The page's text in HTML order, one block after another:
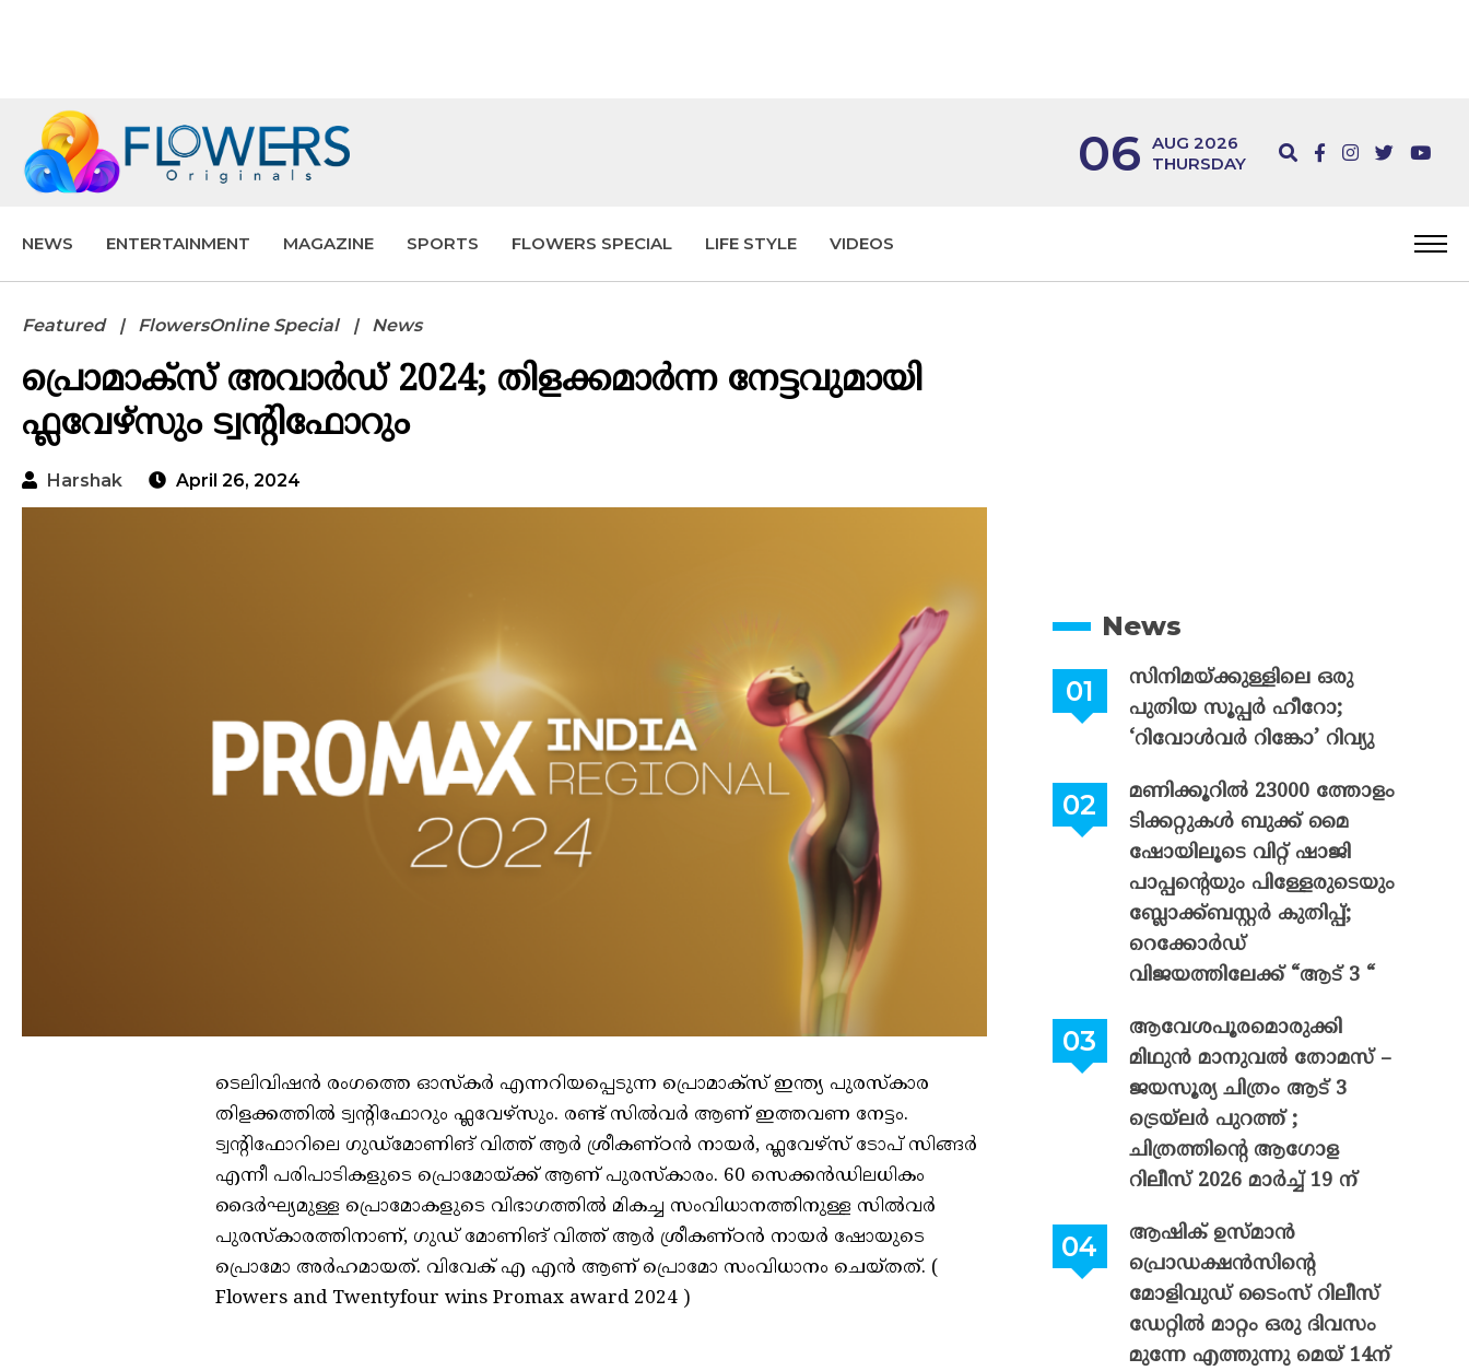
06 AUG 2026
THURSDAY
NEWS ENTERTAINMENT MAGAZINE SPORTS FLOWERS SPECIAL LIFE STYLE VIDEOS
Featured FlowersOnline Special News
പ്രൊമാക്സ് അവാർഡ് 2024; തിളക്കമാർന്ന നേട്ടവുമായി
ഫ്ലവേഴ്സും ട്വന്റിഫോറും
Harshak April 26, 2024
ടെലിവിഷൻ രംഗത്തെ ഓസ്‌കർ എന്നറിയപ്പെടുന്ന പ്രൊമാക്‌സ് ഇന്ത്യ പുരസ്‌കാര
തിളക്കത്തിൽ ട്വന്റിഫോറും ഫ്ലവേഴ്‌സും. രണ്ട് സിൽവർ ആണ് ഇത്തവണ നേട്ടം.
ട്വന്റിഫോറിലെ ഗുഡ്‌മോണിങ് വിത്ത് ആർ ശ്രീകണ്ഠൻ നായർ, ഫ്ലവേഴ്‌സ് ടോപ് സിങ്ങർ
എന്നീ പരിപാടികളുടെ പ്രൊമോയ്ക്ക് ആണ് പുരസ്‌കാരം. 60 സെക്കൻഡിലധികം
ദൈർഘ്യമുള്ള പ്രൊമോകളുടെ വിഭാഗത്തിൽ മികച്ച സംവിധാനത്തിനുള്ള സിൽവർ
പുരസ്‌കാരത്തിനാണ്, ഗുഡ് മോണിങ് വിത്ത് ആർ ശ്രീകണ്ഠൻ നായർ ഷോയുടെ
പ്രൊമോ അർഹമായത്. വിവേക് എ എൻ ആണ് പ്രൊമോ സംവിധാനം ചെയ്തത്. (
Flowers and Twentyfour wins Promax award 2024 )
News
സിനിമയ്ക്കുള്ളിലെ ഒരു
പുതിയ സൂപ്പർ ഹീറോ;
‘റിവോൾവർ റിങ്കോ’ റിവ്യു
മണിക്കൂറിൽ 23000 ത്തോളം
ടിക്കറ്റുകൾ ബുക്ക് മൈ
ഷോയിലൂടെ വിറ്റ് ഷാജി
പാപ്പന്റെയും പിള്ളേരുടെയും
ബ്ലോക്ക്ബസ്റ്റർ കുതിപ്പ്;
റെക്കോർഡ്
വിജയത്തിലേക്ക് “ആട് 3 “
ആവേശപൂരമൊരുക്കി
മിഥുൻ മാനുവൽ തോമസ് –
ജയസൂര്യ ചിത്രം ആട് 3
ട്രെയ്‌ലർ പുറത്ത് ;
ചിത്രത്തിന്റെ ആഗോള
റിലീസ് 2026 മാർച്ച് 19 ന്
ആഷിക് ഉസ്മാൻ
പ്രൊഡക്ഷൻസിന്റെ
മോളിവുഡ് ടൈംസ് റിലീസ്
ഡേറ്റിൽ മാറ്റം ഒരു ദിവസം
മുന്നേ എത്തുന്നു മെയ് 14ന്